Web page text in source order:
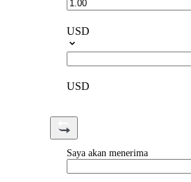
USD
USD
Saya akan menerima